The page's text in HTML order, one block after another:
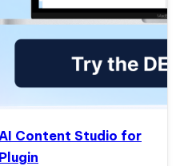
Content Studio for